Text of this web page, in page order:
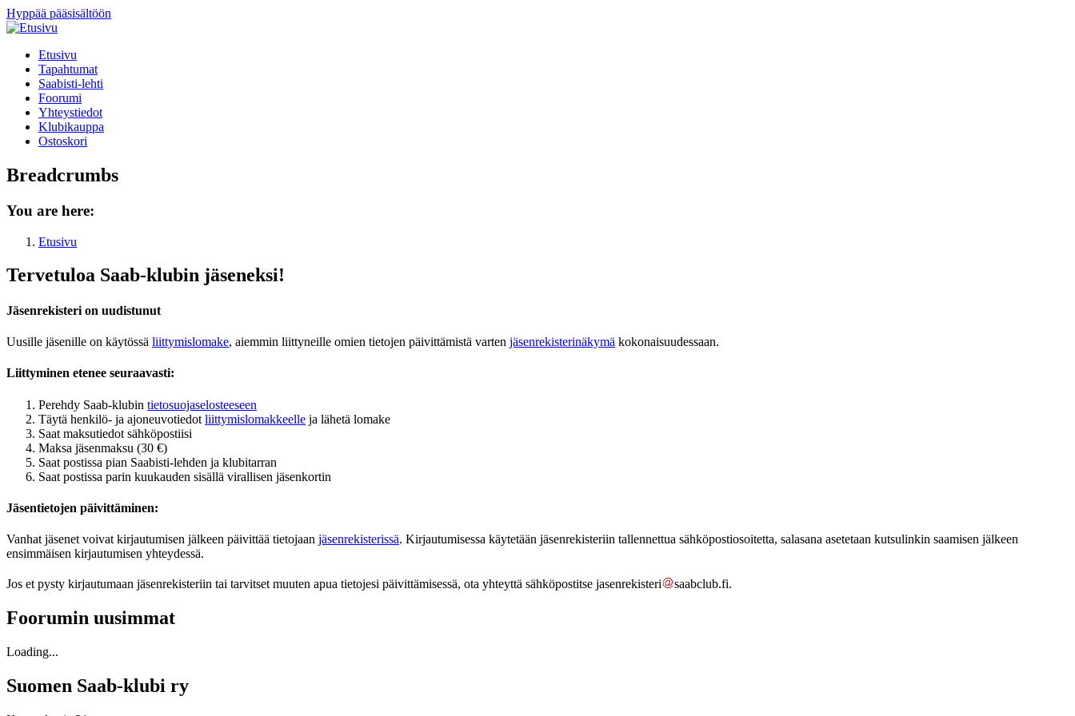
Hyppää pääsisältöön
Etusivu
Tapahtumat
Saabisti-lehti
Foorumi
Yhteystiedot
Klubikauppa
Ostoskori
Breadcrumbs
You are here:
Etusivu
Tervetuloa Saab-klubin jäseneksi!
Jäsenrekisteri on uudistunut
Uusille jäsenille on käytössä liittymislomake, aiemmin liittyneille omien tietojen päivittämistä varten jäsenrekisterinäkymä kokonaisuudessaan.
Liittyminen etenee seuraavasti:
Perehdy Saab-klubin tietosuojaselosteeseen
Täytä henkilö- ja ajoneuvotiedot liittymislomakkeelle ja lähetä lomake
Saat maksutiedot sähköpostiisi
Maksa jäsenmaksu (30 €)
Saat postissa pian Saabisti-lehden ja klubitarran
Saat postissa parin kuukauden sisällä virallisen jäsenkortin
Jäsentietojen päivittäminen:
Vanhat jäsenet voivat kirjautumisen jälkeen päivittää tietojaan jäsenrekisterissä. Kirjautumisessa käytetään jäsenrekisteriin tallennettua sähköpostiosoitetta, salasana asetetaan kutsulinkin saamisen jälkeen
ensimmäisen kirjautumisen yhteydessä.
Jos et pysty kirjautumaan jäsenrekisteriin tai tarvitset muuten apua tietojesi päivittämisessä, ota yhteyttä sähköpostitse jasenrekisteri saabclub.fi.
Foorumin uusimmat
Loading...
Suomen Saab-klubi ry